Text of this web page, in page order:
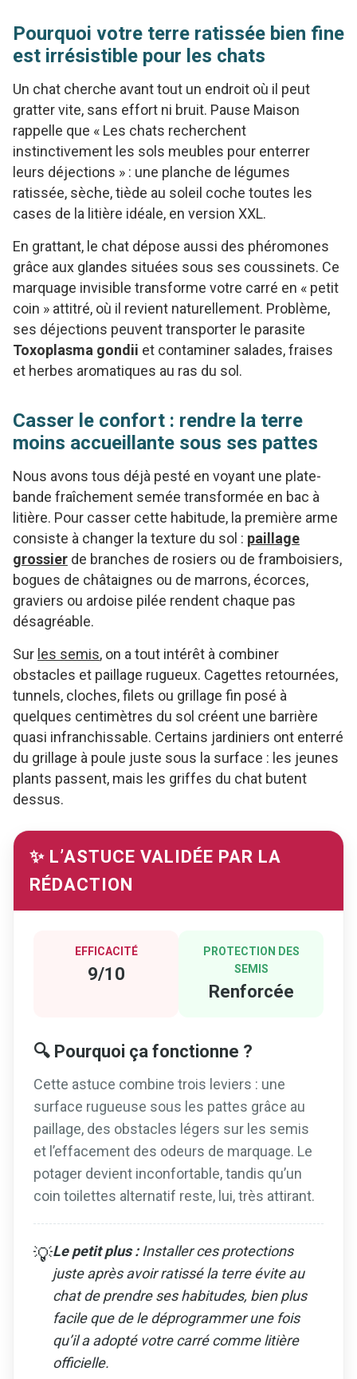
Pourquoi votre terre ratissée bien fine
est irrésistible pour les chats
Un chat cherche avant tout un endroit où il peut
gratter vite, sans effort ni bruit. Pause Maison
rappelle que « Les chats recherchent
instinctivement les sols meubles pour enterrer
leurs déjections » : une planche de légumes
ratissée, sèche, tiède au soleil coche toutes les
cases de la litière idéale, en version XXL.
En grattant, le chat dépose aussi des phéromones
grâce aux glandes situées sous ses coussinets. Ce
marquage invisible transforme votre carré en « petit
coin » attitré, où il revient naturellement. Problème,
ses déjections peuvent transporter le parasite
Toxoplasma gondii et contaminer salades, fraises
et herbes aromatiques au ras du sol.
Casser le confort : rendre la terre
moins accueillante sous ses pattes
Nous avons tous déjà pesté en voyant une plate-
bande fraîchement semée transformée en bac à
litière. Pour casser cette habitude, la première arme
consiste à changer la texture du sol : paillage
grossier de branches de rosiers ou de framboisiers,
bogues de châtaignes ou de marrons, écorces,
graviers ou ardoise pilée rendent chaque pas
désagréable.
Sur les semis, on a tout intérêt à combiner
obstacles et paillage rugueux. Cagettes retournées,
tunnels, cloches, filets ou grillage fin posé à
quelques centimètres du sol créent une barrière
quasi infranchissable. Certains jardiniers ont enterré
du grillage à poule juste sous la surface : les jeunes
plants passent, mais les griffes du chat butent
dessus.
✨ L’ASTUCE VALIDÉE PAR LA
RÉDACTION
EFFICACITÉ
9/10
PROTECTION DES
SEMIS
Renforcée
🔍 Pourquoi ça fonctionne ?
Cette astuce combine trois leviers : une
surface rugueuse sous les pattes grâce au
paillage, des obstacles légers sur les semis
et l’effacement des odeurs de marquage. Le
potager devient inconfortable, tandis qu’un
coin toilettes alternatif reste, lui, très attirant.
💡Le petit plus :Installer ces protections
juste après avoir ratissé la terre évite au
chat de prendre ses habitudes, bien plus
facile que de le déprogrammer une fois
qu’il a adopté votre carré comme litière
officielle.